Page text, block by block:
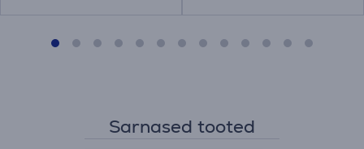
Sarnased tooted